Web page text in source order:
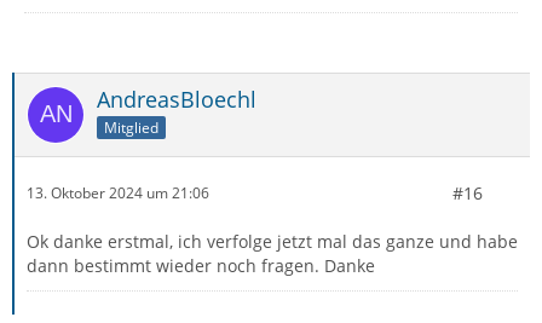
AndreasBloechl
Mitglied
13. Oktober 2024 um 21:06 #16
Ok danke erstmal, ich verfolge jetzt mal das ganze und habe
dann bestimmt wieder noch fragen. Danke